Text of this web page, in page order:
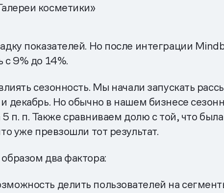
косметики»
показателей. Но после интеграции
с 9% до 14%.
сезонность. Мы начали запускать
декабрь. Но обычно в нашем бизнесе
5 п. п. Также сравниваем долю с той, что
уже превзошли тот результат.
два фактора:
делить пользователей на